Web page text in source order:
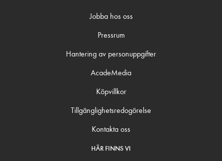
Jobba hos oss
Pressrum
Hantering av personuppgifter
AcadeMedia
Köpvillkor
Tillgänglighetsredogörelse
Kontakta oss
HÄR FINNS VI